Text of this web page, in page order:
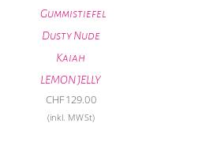
Gummistiefel
Dusty Nude
Kaiah
LEMON JELLY
CHF129.00
(inkl. MWSt)